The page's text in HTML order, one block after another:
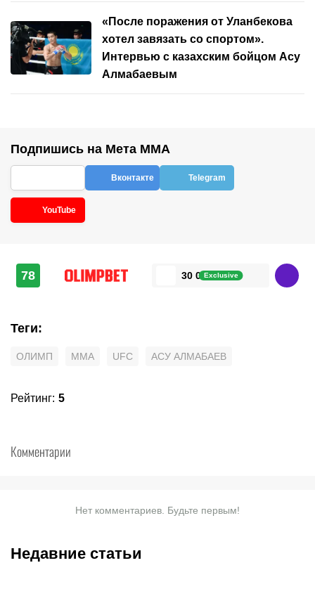
«После поражения от Уланбекова
хотел завязать со спортом».
Интервью с казахским бойцом Асу
Алмабаевым
Подпишись на Мета ММА
Вконтакте Telegram
YouTube
78 30 000 ₽Exclusive
Теги:
ОЛИМП MMA UFC АСУ АЛМАБАЕВ
Рейтинг: 5
Комментарии
Нет комментариев. Будьте первым!
Недавние статьи